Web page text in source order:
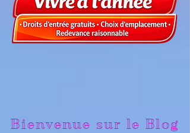
Bienvenue sur le Blog